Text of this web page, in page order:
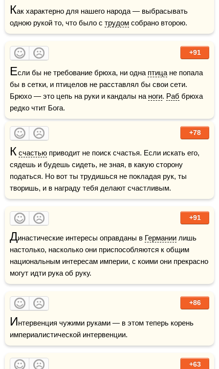
Как характерно для нашего народа — выбрасывать
одною рукой то, что было с трудом собрано второю.
+91
Если бы не требование брюха, ни одна птица не попала
бы в сетки, и птицелов не расставлял бы свои сети.
Брюхо — это цепь на руки и кандалы на ноги. Раб брюха
редко чтит Бога.
+78
К счастью приводит не поиск счастья. Если искать его,
сядешь и будешь сидеть, не зная, в какую сторону
податься. Но вот ты трудишься не покладая рук, ты
творишь, и в награду тебя делают счастливым.
+91
Династические интересы оправданы в Германии лишь
настолько, насколько они приспособляются к общим
национальным интересам империи, с коими они прекрасно
могут идти рука об руку.
+86
Интервенция чужими руками — в этом теперь корень
империалистической интервенции.
+63